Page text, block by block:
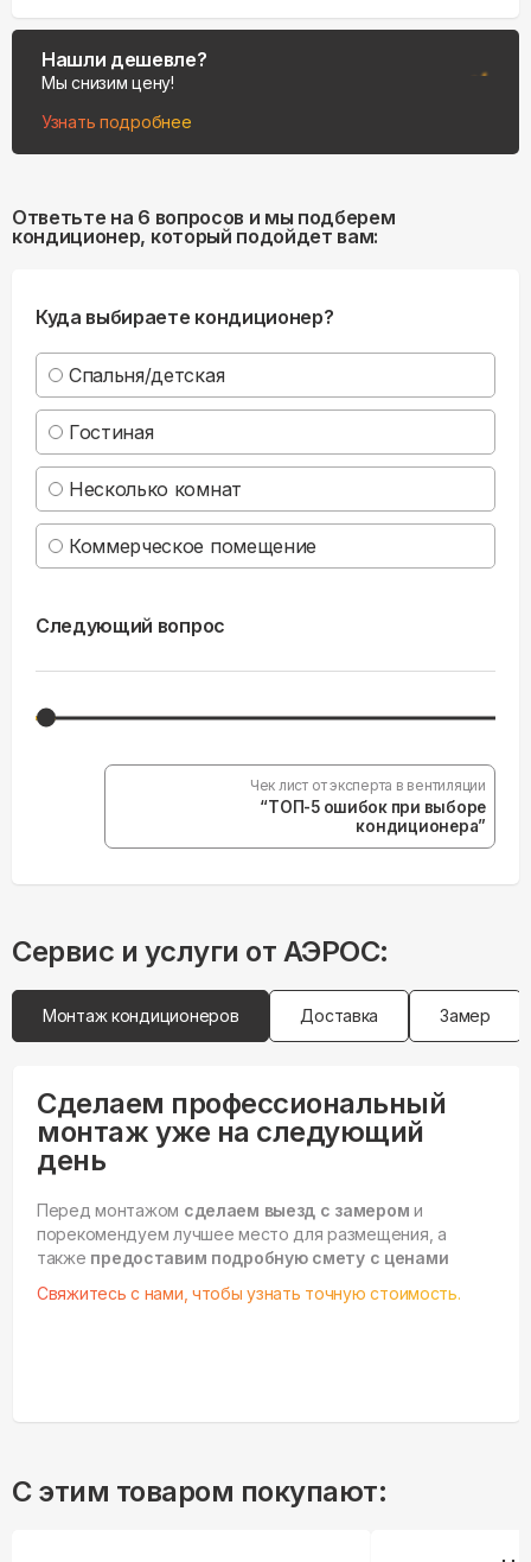
Нашли дешевле?
Мы снизим цену!
Узнать подробнее
Ответьте на 6 вопросов и мы подберем
кондиционер, который подойдет вам:
Куда выбираете кондиционер?
Спальня/детская
Гостиная
Несколько комнат
Коммерческое помещение
Следующий вопрос
Чек лист от эксперта в вентиляции
“ТОП-5 ошибок при выборе
кондиционера”
Сервис и услуги от АЭРОС:
Монтаж кондиционеров Доставка Замер
Сделаем профессиональный
монтаж уже на следующий
день
Перед монтажом сделаем выезд с замером и
порекомендуем лучшее место для размещения, а
также предоставим подробную смету с ценами
Свяжитесь с нами, чтобы узнать точную стоимость.
С этим товаром покупают: